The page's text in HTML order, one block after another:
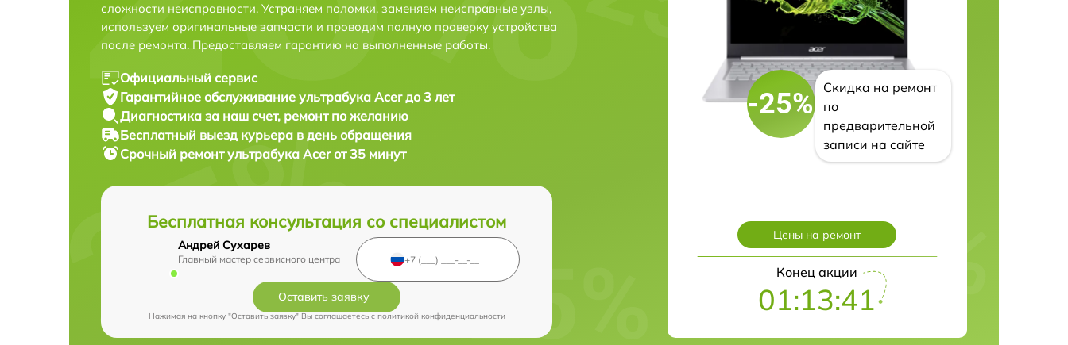
сложности неисправности. Устраняем поломки, заменяем неисправные узлы,
используем оригинальные запчасти и проводим полную проверку устройства
после ремонта. Предоставляем гарантию на выполненные работы.
Официальный сервис
Гарантийное обслуживание ультрабука Acer до 3 лет
Диагностика за наш счет, ремонт по желанию
Бесплатный выезд курьера в день обращения
Срочный ремонтультрабука Acer от 35 минут
Бесплатная консультация со специалистом
Андрей Сухарев
Главный мастер сервисного центра
Оставить заявку
Нажимая на кнопку "Оставить заявку" Вы соглашаетесь cполитикой конфиденциальности
-25%
Скидка на ремонт
по
предварительной
записи на сайте
Цены на ремонт
Конец акции
01:13:40